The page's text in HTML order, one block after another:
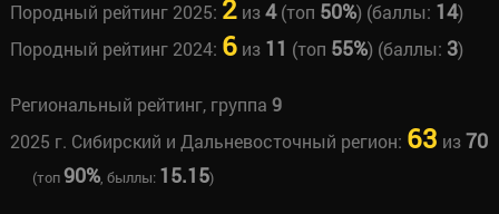
Породный рейтинг 2025: 2из4(топ 50%) (баллы: 14)
Породный рейтинг 2024: 6из 11 (топ 55%) (баллы: 3)
Региональный рейтинг, группа 9
2025 г. Сибирский и Дальневосточный регион: 63 из70
(топ90%, быллы: 15.15)